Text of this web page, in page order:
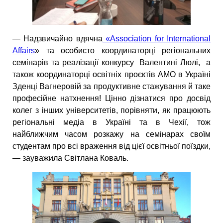
— Надзвичайно вдячна «Association for International
Affairs» та особисто координаторці регіональних
семінарів та реалізації конкурсу Валентині Люлі, а
також координаторці освітніх проєктів АМО в Україні
Зденці Вагнеровій за продуктивне стажування й таке
професійне натхнення! Цінно дізнатися про досвід
колег з інших університетів, порівняти, як працюють
регіональні медіа в Україні та в Чехії, тож
найближчим часом розкажу на семінарах своїм
студентам про всі враження від цієї освітньої поїздки,
— зауважила Світлана Коваль.